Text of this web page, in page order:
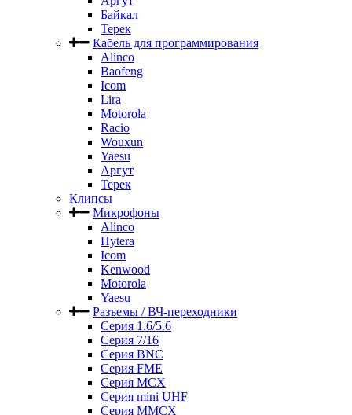
Байкал
Терек
Кабель для программирования
Alinco
Baofeng
Icom
Lira
Motorola
Racio
Wouxun
Yaesu
Аргут
Терек
Клипсы
Микрофоны
Alinco
Hytera
Icom
Kenwood
Motorola
Yaesu
Разъемы / ВЧ-переходники
Серия 1.6/5.6
Серия 7/16
Серия BNC
Серия FME
Серия MCX
Серия mini UHF
Серия MMCX